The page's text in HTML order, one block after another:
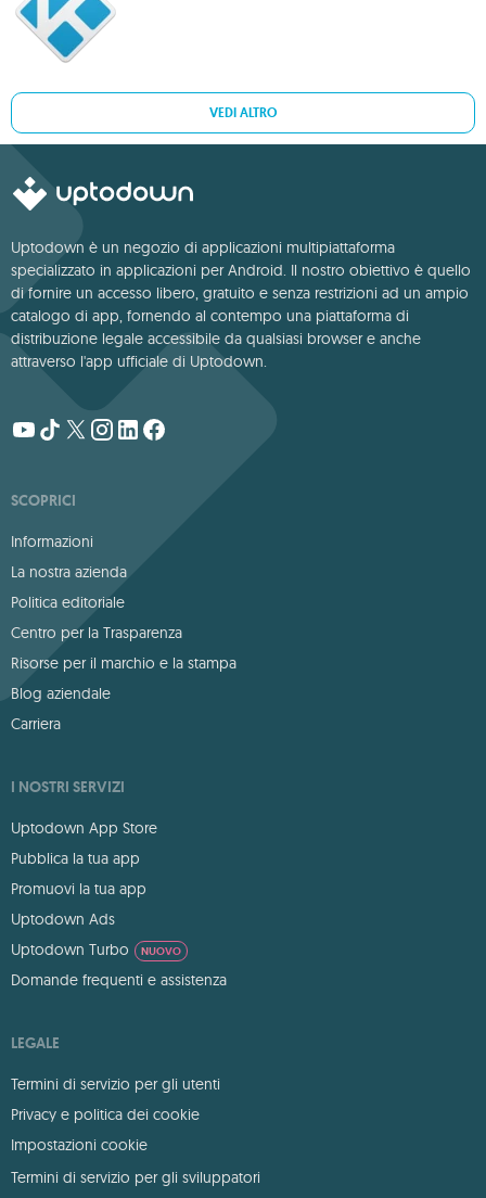
VEDI ALTRO
Uptodown è un negozio di applicazioni multipiattaforma
specializzato in applicazioni per Android. Il nostro obiettivo è quello
di fornire un accesso libero, gratuito e senza restrizioni ad un ampio
catalogo di app, fornendo al contempo una piattaforma di
distribuzione legale accessibile da qualsiasi browser e anche
attraverso l'app ufficiale di Uptodown.
SCOPRICI
Informazioni
La nostra azienda
Politica editoriale
Centro per la Trasparenza
Risorse per il marchio e la stampa
Blog aziendale
Carriera
I NOSTRI SERVIZI
Uptodown App Store
Pubblica la tua app
Promuovi la tua app
Uptodown Ads
Uptodown Turbo
NUOVO
Domande frequenti e assistenza
LEGALE
Termini di servizio per gli utenti
Privacy e politica dei cookie
Impostazioni cookie
Termini di servizio per gli sviluppatori